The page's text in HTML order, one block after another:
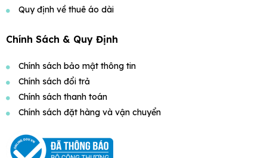
Quy định về thuê áo dài
Chính Sách & Quy Định
Chính sách bảo mật thông tin
Chính sách đổi trả
Chính sách thanh toán
Chính sách đặt hàng và vận chuyển